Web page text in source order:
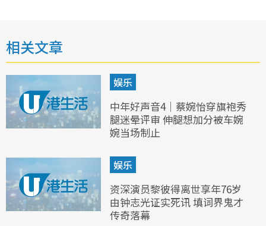
相关文章
娱乐
中年好声音4｜蔡婉怡穿旗袍秀
腿迷晕评审 伸腿想加分被车婉
婉当场制止
娱乐
资深演员黎彼得离世享年76岁
由钟志光证实死讯 填词界鬼才
传奇落幕